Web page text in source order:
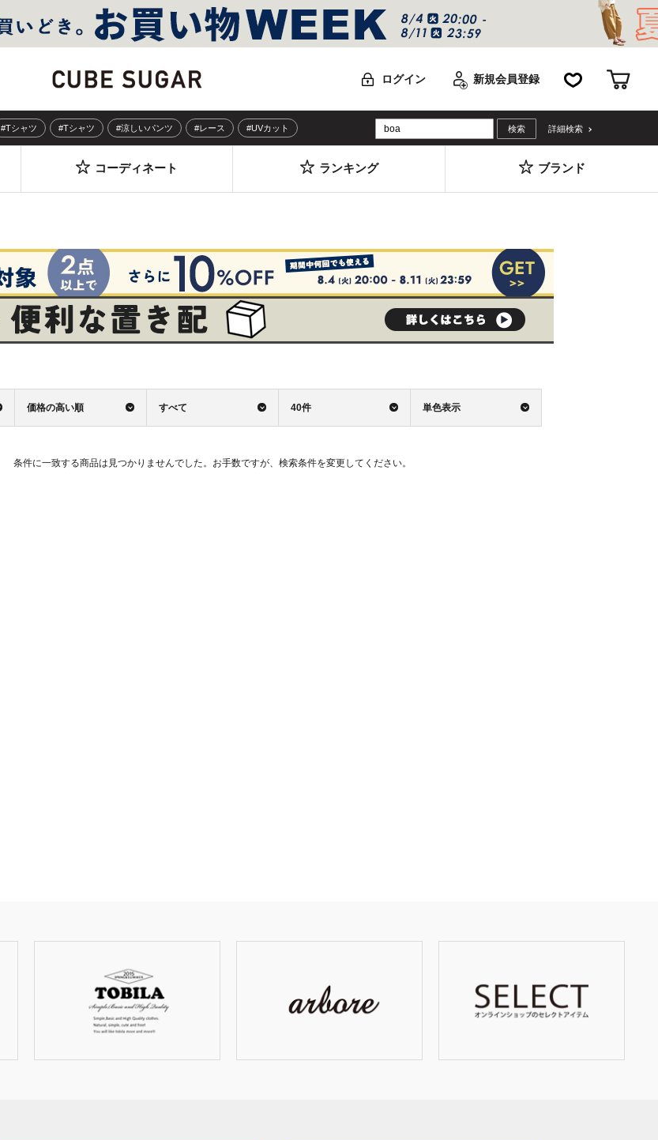
ログイン 新規会員登録 お気に入り
#Tシャツ #Tシャツ #涼しいパンツ #レース #UVカット 詳細検索
コーディネート ランキング ブランド
価格の高い順 すべて 40件 単色表示
条件に一致する商品は見つかりませんでした。お手数ですが、検索条件を変更してください。